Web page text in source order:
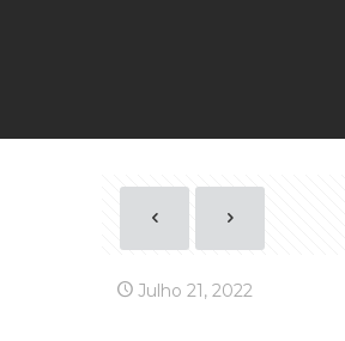
Julho 21, 2022